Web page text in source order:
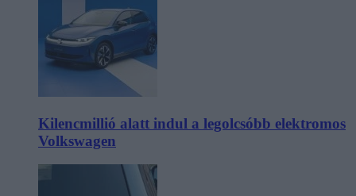
Kilencmillió alatt indul a legolcsóbb elektromos
Volkswagen